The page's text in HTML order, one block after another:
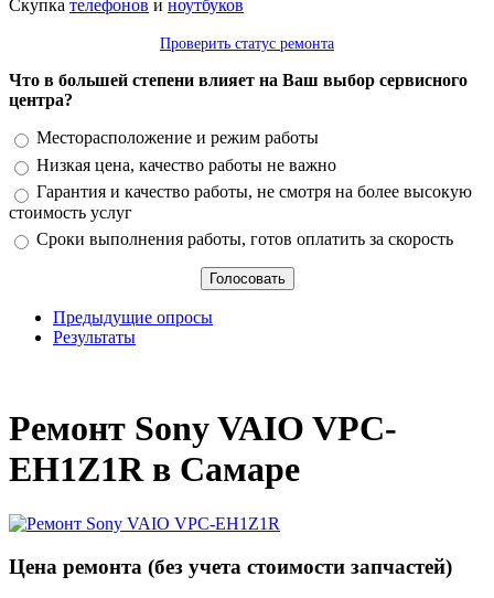
Скупка телефонов и ноутбуков
Проверить статус ремонта
Что в большей степени влияет на Ваш выбор сервисного
центра?
Варианты
Месторасположение и режим работы
Низкая цена, качество работы не важно
Гарантия и качество работы, не смотря на более высокую
стоимость услуг
Сроки выполнения работы, готов оплатить за скорость
Предыдущие опросы
Результаты
Ремонт Sony VAIO VPC-
EH1Z1R в Самаре
Цена ремонта (без учета стоимости запчастей)